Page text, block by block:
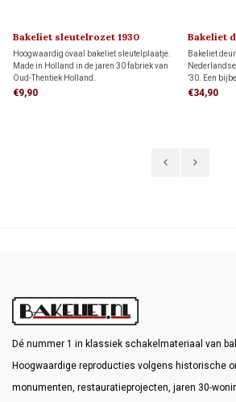
Bakeliet sleutelrozet 1930
Hoogwaardig ovaal bakeliet sleutelplaatje.
Made in Holland in de jaren 30 fabriek van
Oud-Thentiek Holland.
€9,90
Bakeliet
Bakeliet
’30. Een
hieronder
€34,90
Dé nummer 1 in klassiek schakelmateriaal van
Hoogwaardige reproducties volgens historische
monumenten, restauratieprojecten, jaren 30-